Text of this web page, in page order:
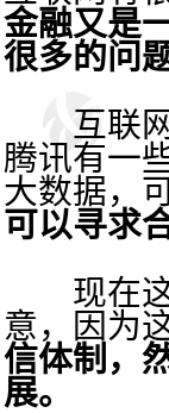
金融又是
很多的问题
互联网
腾讯有一
大数据，
可以寻求
现在这
意，因为
信体制，
展。